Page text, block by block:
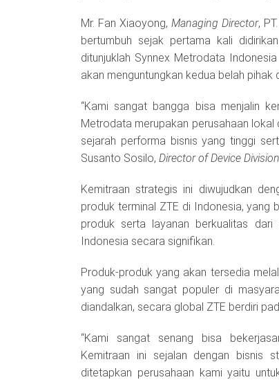
Mr. Fan Xiaoyong, Managing Director,
bertumbuh sejak pertama kali
ditunjuklah Synnex Metrodata
akan menguntungkan kedua belah pihak
“Kami sangat bangga bisa menjalin
Metrodata merupakan perusahaan
sejarah performa bisnis yang tinggi
Susanto Sosilo, Director of Device Division
Kemitraan strategis ini diwujudkan
produk terminal ZTE di Indonesia, yang
produk serta layanan berkualitas
Indonesia secara signifikan.
Produk-produk yang akan tersedia
yang sudah sangat populer di
diandalkan, secara global ZTE berdiri
“Kami sangat senang bisa
Kemitraan ini sejalan dengan bisnis
ditetapkan perusahaan kami yaitu